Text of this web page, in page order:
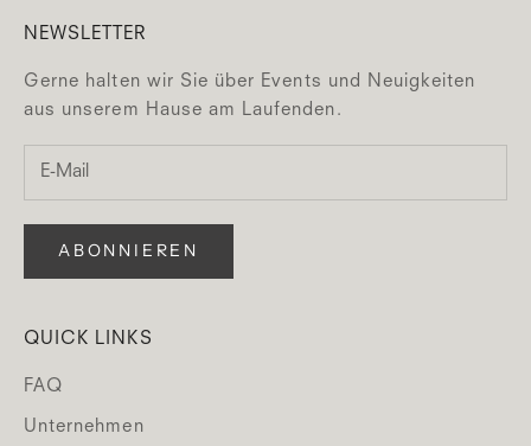
NEWSLETTER
Gerne halten wir Sie über Events und Neuigkeiten
aus unserem Hause am Laufenden.
ABONNIEREN
QUICK LINKS
FAQ
Unternehmen